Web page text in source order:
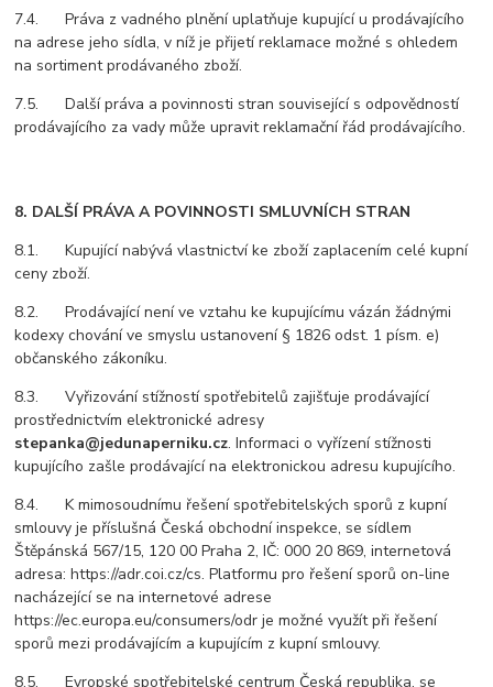
7.4. Práva z vadného plnění uplatňuje kupující u prodávajícího
na adrese jeho sídla, v níž je přijetí reklamace možné s ohledem
na sortiment prodávaného zboží.
7.5. Další práva a povinnosti stran související s odpovědností
prodávajícího za vady může upravit reklamační řád prodávajícího.
8. DALŠÍ PRÁVA A POVINNOSTI SMLUVNÍCH STRAN
8.1. Kupující nabývá vlastnictví ke zboží zaplacením celé kupní
ceny zboží.
8.2. Prodávající není ve vztahu ke kupujícímu vázán žádnými
kodexy chování ve smyslu ustanovení § 1826 odst. 1 písm. e)
občanského zákoníku.
8.3. Vyřizování stížností spotřebitelů zajišťuje prodávající
prostřednictvím elektronické adresy
stepanka@jedunaperniku.cz. Informaci o vyřízení stížnosti
kupujícího zašle prodávající na elektronickou adresu kupujícího.
8.4. K mimosoudnímu řešení spotřebitelských sporů z kupní
smlouvy je příslušná Česká obchodní inspekce, se sídlem
Štěpánská 567/15, 120 00 Praha 2, IČ: 000 20 869, internetová
adresa: https://adr.coi.cz/cs. Platformu pro řešení sporů on-line
nacházející se na internetové adrese
https://ec.europa.eu/consumers/odr je možné využít při řešení
sporů mezi prodávajícím a kupujícím z kupní smlouvy.
8.5. Evropské spotřebitelské centrum Česká republika, se